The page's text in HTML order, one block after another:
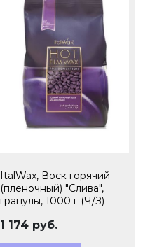
ItalWax, Воск горячий
(пленочный) "Слива",
гранулы, 1000 г (Ч/З)
1 174 руб.